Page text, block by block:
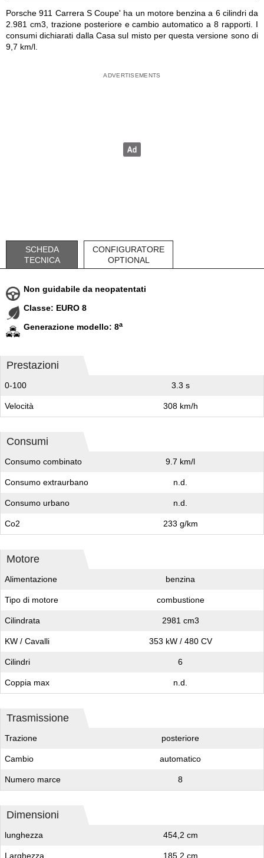
Porsche 911 Carrera S Coupe' ha un motore benzina a 6 cilindri da
2.981 cm3, trazione posteriore e cambio automatico a 8 rapporti. I
consumi dichiarati dalla Casa sul misto per questa versione sono di
9,7 km/l.
SCHEDA
TECNICA
CONFIGURATORE
OPTIONAL
Non guidabile da neopatentati
Classe: EURO 8
Generazione modello: 8a
Prestazioni
0-100 3.3 s
Velocità 308 km/h
Consumi
Consumo combinato 9.7 km/l
Consumo extraurbano n.d.
Consumo urbano n.d.
Co2 233 g/km
Motore
Alimentazione benzina
Tipo di motore combustione
Cilindrata 2981 cm3
KW / Cavalli 353 kW / 480 CV
Cilindri 6
Coppia max n.d.
Trasmissione
Trazione posteriore
Cambio automatico
Numero marce 8
Dimensioni
lunghezza 454,2 cm
Larghezza 185,2 cm